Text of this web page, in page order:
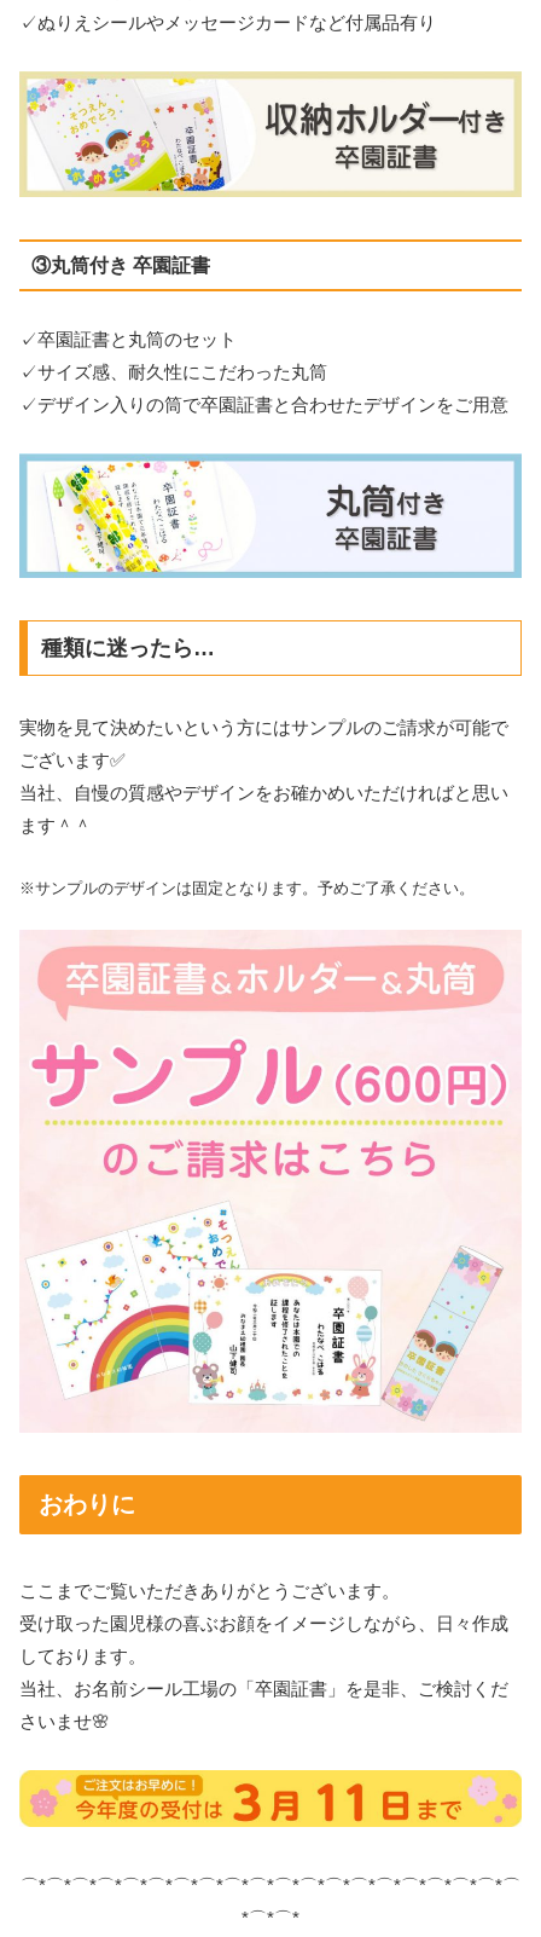
✓ぬりえシールやメッセージカードなど付属品有り
③丸筒付き 卒園証書
✓卒園証書と丸筒のセット
✓サイズ感、耐久性にこだわった丸筒
✓デザイン入りの筒で卒園証書と合わせたデザインをご用意
種類に迷ったら…
実物を見て決めたいという方にはサンプルのご請求が可能で
ございます✅
当社、自慢の質感やデザインをお確かめいただければと思い
ます＾＾
※サンプルのデザインは固定となります。予めご了承ください。
おわりに
ここまでご覧いただきありがとうございます。
受け取った園児様の喜ぶお顔をイメージしながら、日々作成
しております。
当社、お名前シール工場の「卒園証書」を是非、ご検討くだ
さいませ🌸
⌒*⌒*⌒*⌒*⌒*⌒*⌒*⌒*⌒*⌒*⌒*⌒*⌒*⌒*⌒*⌒*⌒*⌒*⌒*⌒
*⌒*⌒*